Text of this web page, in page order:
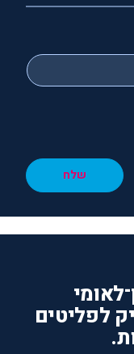
שלח
לפליטים